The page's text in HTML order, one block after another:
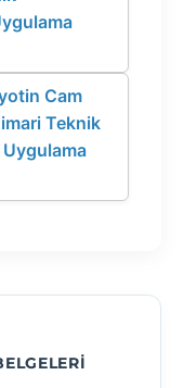
Cam
Teknik